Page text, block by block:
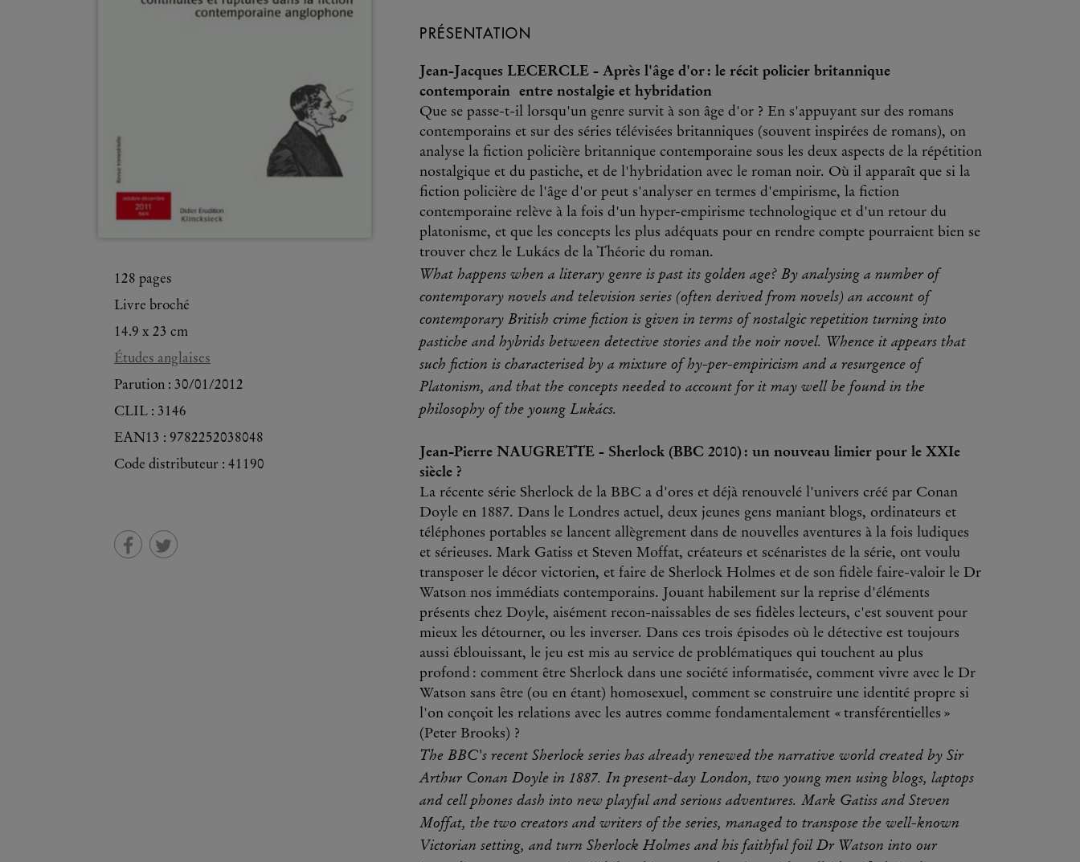
128 pages
Livre broché
14.9 x 23 cm
Études anglaises
Parution : 30/01/2012
CLIL : 3146
EAN13 : 9782252038048
Code distributeur : 41190
PRÉSENTATION
Jean-Jacques LECERCLE - Après l'âge d'or : le récit policier britannique
contemporain entre nostalgie et hybridation
Que se passe-t-il lorsqu'un genre survit à son âge d'or ? En s'appuyant sur des romans
contemporains et sur des séries télévisées britanniques (souvent inspirées de romans), on
analyse la fiction policière britannique contemporaine sous les deux aspects de la répétition
nostalgique et du pastiche, et de l'hybridation avec le roman noir. Où il apparaît que si la
fiction policière de l'âge d'or peut s'analyser en termes d'empirisme, la fiction
contemporaine relève à la fois d'un hyper-empirisme technologique et d'un retour du
platonisme, et que les concepts les plus adéquats pour en rendre compte pourraient bien se
trouver chez le Lukács de la Théorie du roman.
What happens when a literary genre is past its golden age? By analysing a number of
contemporary novels and television series (often derived from novels) an account of
contemporary British crime fiction is given in terms of nostalgic repetition turning into
pastiche and hybrids between detective stories and the noir novel. Whence it appears that
such fiction is characterised by a mixture of hy-per-empiricism and a resurgence of
Platonism, and that the concepts needed to account for it may well be found in the
philosophy of the young Lukács.
Jean-Pierre NAUGRETTE - Sherlock (BBC 2010) : un nouveau limier pour le XXIe
siècle ?
La récente série Sherlock de la BBC a d'ores et déjà renouvelé l'univers créé par Conan
Doyle en 1887. Dans le Londres actuel, deux jeunes gens maniant blogs, ordinateurs et
téléphones portables se lancent allègrement dans de nouvelles aventures à la fois ludiques
et sérieuses. Mark Gatiss et Steven Moffat, créateurs et scénaristes de la série, ont voulu
transposer le décor victorien, et faire de Sherlock Holmes et de son fidèle faire-valoir le Dr
Watson nos immédiats contemporains. Jouant habilement sur la reprise d'éléments
présents chez Doyle, aisément recon-naissables de ses fidèles lecteurs, c'est souvent pour
mieux les détourner, ou les inverser. Dans ces trois épisodes où le détective est toujours
aussi éblouissant, le jeu est mis au service de problématiques qui touchent au plus
profond : comment être Sherlock dans une société informatisée, comment vivre avec le Dr
Watson sans être (ou en étant) homosexuel, comment se construire une identité propre si
l'on conçoit les relations avec les autres comme fondamentalement « transférentielles »
(Peter Brooks) ?
The BBC's recent Sherlock series has already renewed the narrative world created by Sir
Arthur Conan Doyle in 1887. In present-day London, two young men using blogs, laptops
and cell phones dash into new playful and serious adventures. Mark Gatiss and Steven
Moffat, the two creators and writers of the series, managed to transpose the well-known
Victorian setting, and turn Sherlock Holmes and his faithful foil Dr Watson into our